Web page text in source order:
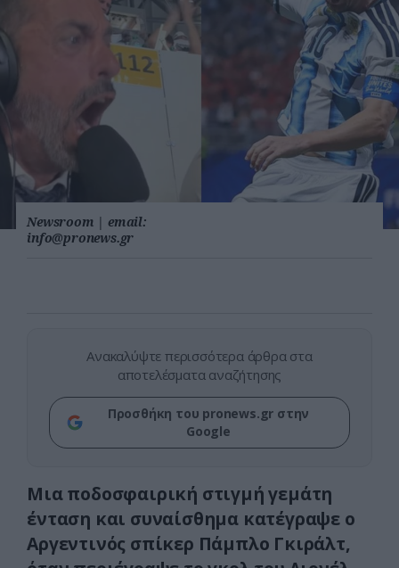
Newsroom | email:
info@pronews.gr
Ανακαλύψτε περισσότερα άρθρα στα
αποτελέσματα αναζήτησης
Προσθήκη του pronews.gr στην
Google
Μια ποδοσφαιρική στιγμή γεμάτη
ένταση και συναίσθημα κατέγραψε ο
Αργεντινός σπίκερ Πάμπλο Γκιράλτ,